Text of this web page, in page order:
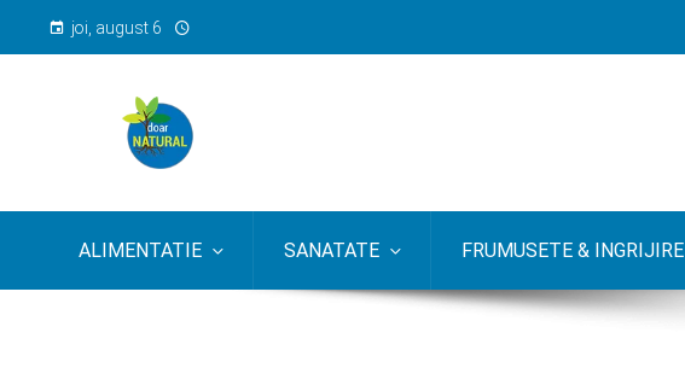
joi, august 6
ALIMENTATIE SANATATE FRUMUSETE & INGRIJIRE